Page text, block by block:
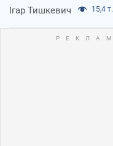
Ігар Тишкевич 15,4 т.